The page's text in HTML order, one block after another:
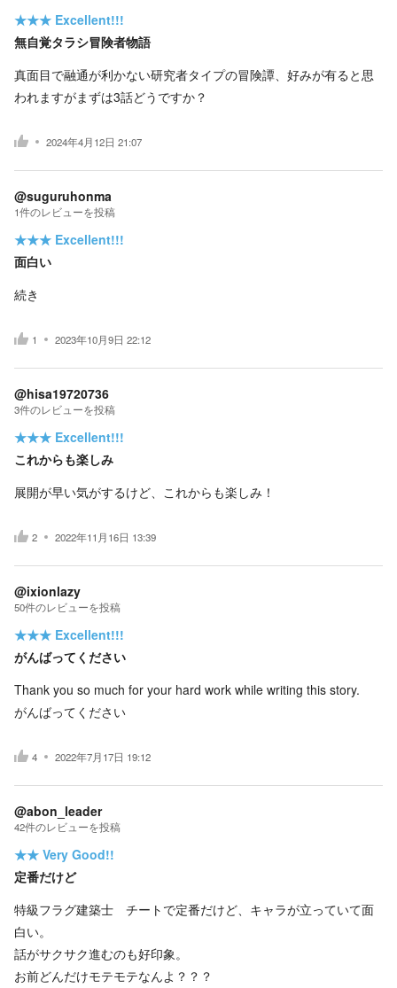
★★★ Excellent!!!
無自覚タラシ冒険者物語
真面目で融通が利かない研究者タイプの冒険譚、好みが有ると思
われますがまずは3話どうですか？
2024年4月12日 21:07
@suguruhonma
1件のレビューを投稿
★★★ Excellent!!!
面白い
続き
1 2023年10月9日 22:12
@hisa19720736
3件のレビューを投稿
★★★ Excellent!!!
これからも楽しみ
展開が早い気がするけど、これからも楽しみ！
2 2022年11月16日 13:39
@ixionlazy
50件のレビューを投稿
★★★ Excellent!!!
がんばってください
Thank you so much for your hard work while writing this story.
がんばってください
4 2022年7月17日 19:12
@abon_leader
42件のレビューを投稿
★★ Very Good!!
定番だけど
特級フラグ建築士 チートで定番だけど、キャラが立っていて面
白い。
話がサクサク進むのも好印象。
お前どんだけモテモテなんよ？？？